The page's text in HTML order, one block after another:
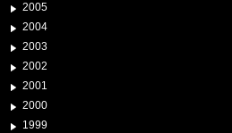
2005
2004
2003
2002
2001
2000
1999